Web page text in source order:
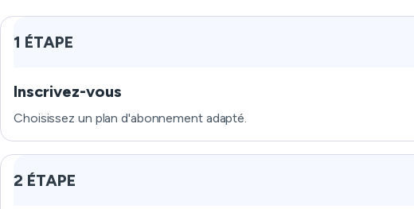
1 ÉTAPE
Inscrivez-vous
Choisissez un plan d'abonnement adapté.
2 ÉTAPE